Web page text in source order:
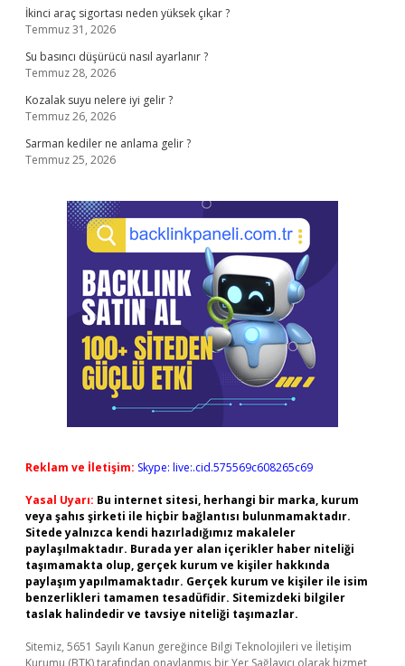
İkinci araç sigortası neden yüksek çıkar ?
Temmuz 31, 2026
Su basıncı düşürücü nasıl ayarlanır ?
Temmuz 28, 2026
Kozalak suyu nelere iyi gelir ?
Temmuz 26, 2026
Sarman kediler ne anlama gelir ?
Temmuz 25, 2026
Reklam ve İletişim: Skype: live:.cid.575569c608265c69
Yasal Uyarı: Bu internet sitesi, herhangi bir marka, kurum
veya şahıs şirketi ile hiçbir bağlantısı bulunmamaktadır.
Sitede yalnızca kendi hazırladığımız makaleler
paylaşılmaktadır. Burada yer alan içerikler haber niteliği
taşımamakta olup, gerçek kurum ve kişiler hakkında
paylaşım yapılmamaktadır. Gerçek kurum ve kişiler ile isim
benzerlikleri tamamen tesadüfidir. Sitemizdeki bilgiler
taslak halindedir ve tavsiye niteliği taşımazlar.
Sitemiz, 5651 Sayılı Kanun gereğince Bilgi Teknolojileri ve İletişim
Kurumu (BTK) tarafından onaylanmış bir Yer Sağlayıcı olarak hizmet